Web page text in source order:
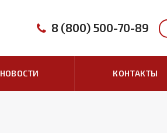
8 (800) 500-70-89
НОВОСТИ КОНТАКТЫ